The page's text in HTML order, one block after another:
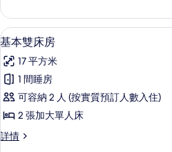
相
片
情
載
入
所
有
基
雙
4
基本雙床房
17 平方米
1 間睡房
可容納 2 人 (按實質預訂人數入住)
2 張加大單人床
詳情
基